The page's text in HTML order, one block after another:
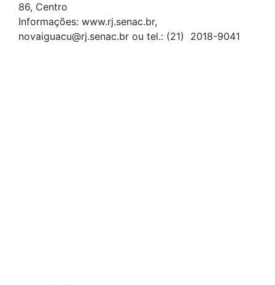
86, Centro
Informações: www.rj.senac.br,
novaiguacu@rj.senac.br ou tel.: (21) 2018-9041